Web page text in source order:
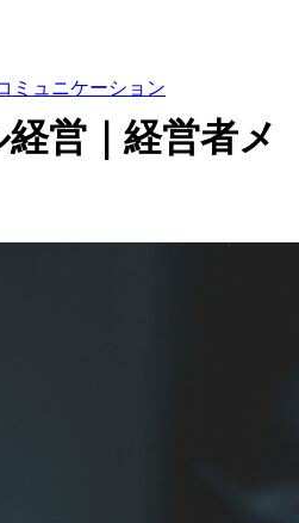
ミュニケーション
営｜経営者メ